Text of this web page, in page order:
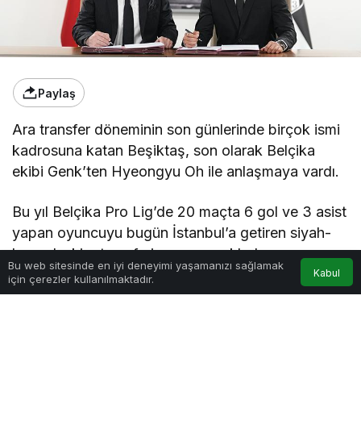
Paylaş
Ara transfer döneminin son günlerinde birçok ismi
kadrosuna katan Beşiktaş, son olarak Belçika
ekibi Genk’ten Hyeongyu Oh ile anlaşmaya vardı.
Bu yıl Belçika Pro Lig’de 20 maçta 6 gol ve 3 asist
yapan oyuncuyu bugün İstanbul’a getiren siyah-
beyazlı ekip, transferi resmen açıkladı.
Bu web sitesinde en iyi deneyimi yaşamanızı sağlamak
için çerezler kullanılmaktadır.
Kabul